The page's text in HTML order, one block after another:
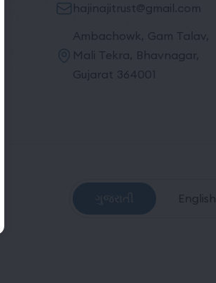
hajinajitrust@gmail.com
Ambachowk, Gam Talav,
Mali Tekra, Bhavnagar,
Gujarat 364001
ગુજરાતી English